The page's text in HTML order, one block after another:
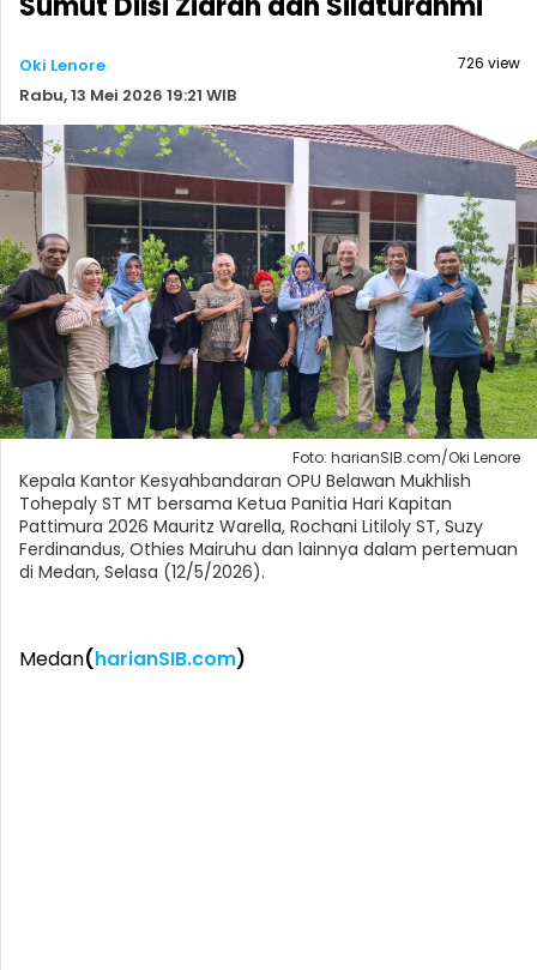
Oki Lenore
Rabu, 13 Mei 2026 19:21 WIB
726 view
Foto: harianSIB.com/Oki Lenore
Kepala Kantor Kesyahbandaran OPU Belawan Mukhlish
Tohepaly ST MT bersama Ketua Panitia Hari Kapitan
Pattimura 2026 Mauritz Warella, Rochani Litiloly ST, Suzy
Ferdinandus, Othies Mairuhu dan lainnya dalam pertemuan
di Medan, Selasa (12/5/2026).
Medan(harianSIB.com)